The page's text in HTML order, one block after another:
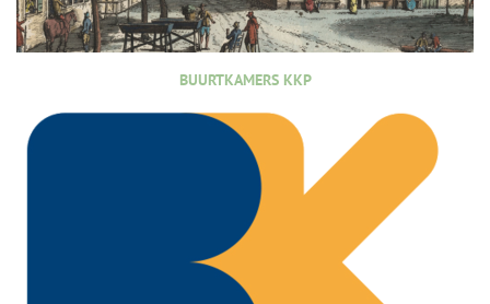
BUURTKAMERS KKP